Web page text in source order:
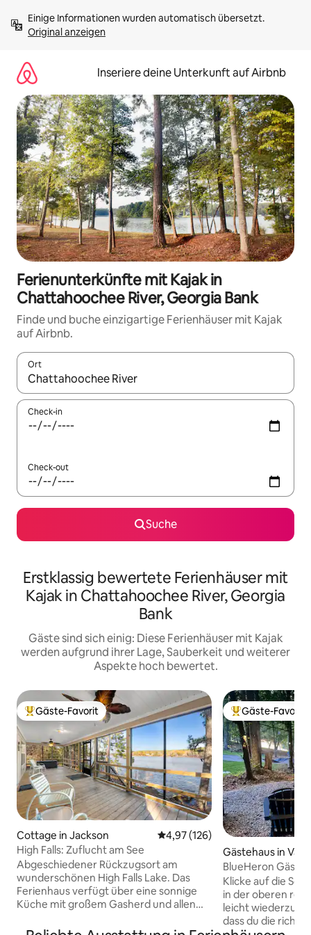
Inhalten
springenOriginal anzeigen
Inseriere deine Unterkunft auf Airbnb
Ferienunterkünfte mit Kajak in
Chattahoochee River, Georgia Bank
Finde und buche einzigartige Ferienhäuser mit Kajak
auf Airbnb.
Ort
Wenn Ergebnisse verfügbar sind, navigiere mit den
Check-in
Check-out
Suche
Erstklassig bewertete Ferienhäuser mit
Kajak in Chattahoochee River, Georgia
Bank
Gäste sind sich einig: Diese Ferienhäuser mit Kajak
werden aufgrund ihrer Lage, Sauberkeit und weiterer
Aspekte hoch bewertet.
Beliebter Gäste-Favorit.
Gäste-Favorit
Cottage in Jackson Durchschnittliche Bewertung:
4,97 (126)
High Falls: Zuflucht am See
Abgeschiedener Rückzugsort am
wunderschönen High Falls Lake. Das
Ferienhaus verfügt über eine sonnige
Küche mit großem Gasherd und allen
Geschirrspüler), ein gemütliches
Beliebter Gäste-
Gäste-Favorit
Gästehaus in
BlueHeron
Whirlpool & Kajaks
Klicke auf die
in der oberen
leicht wiederzufinden. Sei
dass du die